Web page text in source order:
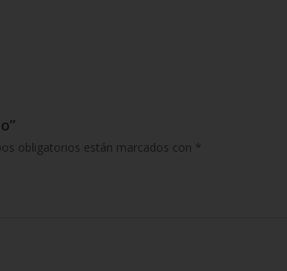
obligatorios están marcados con *